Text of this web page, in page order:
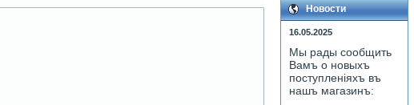
Новости
16.05.2025
Мы рады сообщить
Вамъ о новыхъ
поступленiяхъ въ
нашъ магазинъ: